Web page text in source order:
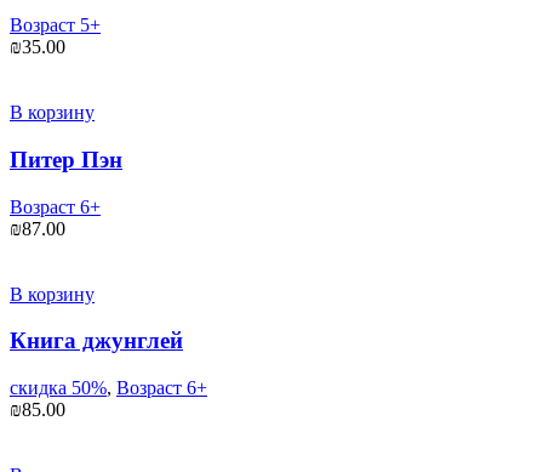
Возраст 5+
₪35.00
В корзину
Питер Пэн
Возраст 6+
₪87.00
В корзину
Книга джунглей
скидка 50%, Возраст 6+
₪85.00